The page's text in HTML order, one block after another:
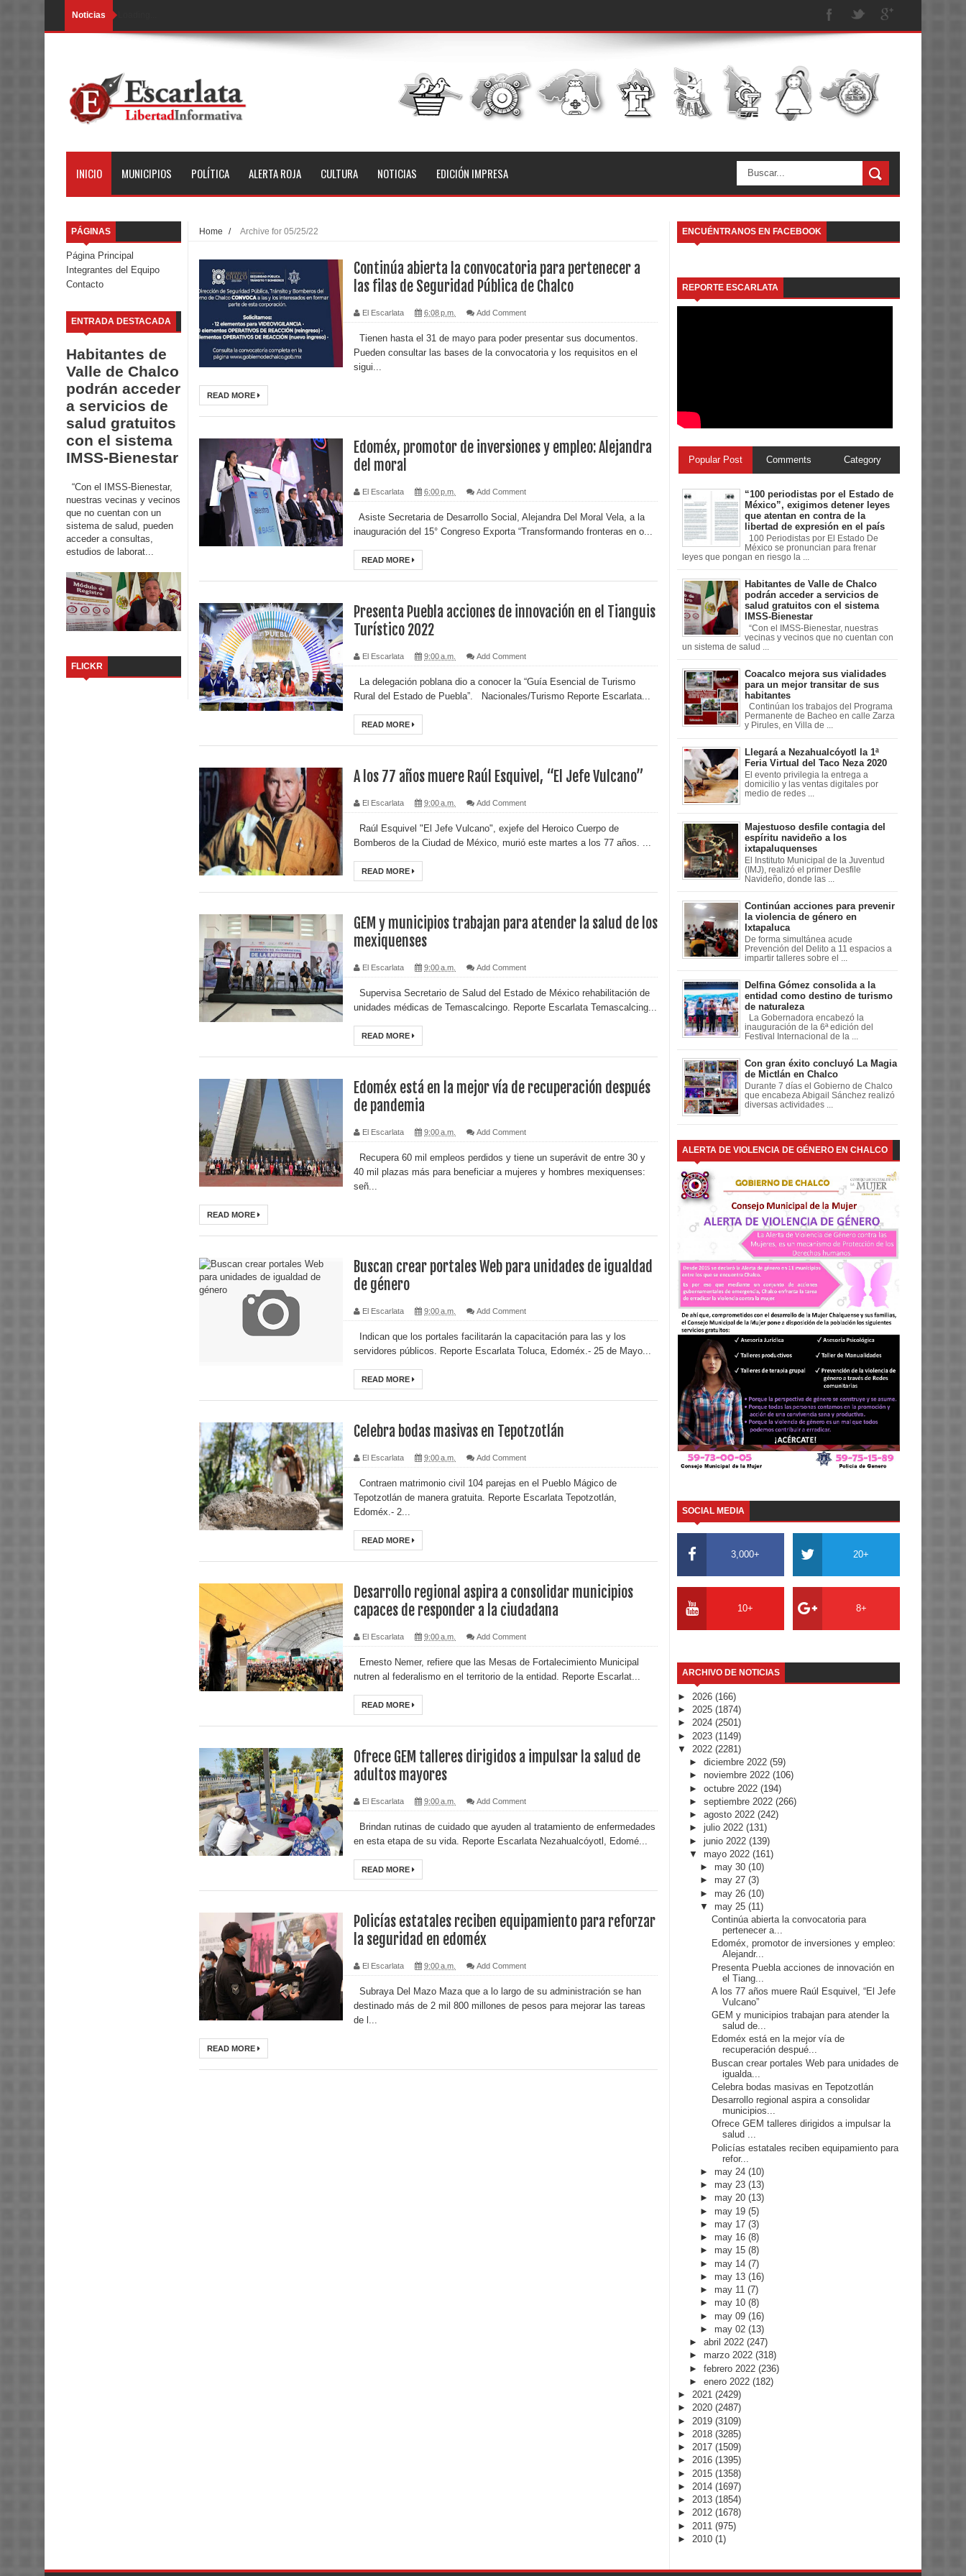
Noticias
INICIO MUNICIPIOS POLÍTICA ALERTA ROJA CULTURA NOTICIAS EDICIÓN IMPRESA
PÁGINAS
Página Principal
Integrantes del Equipo
Contacto
ENTRADA DESTACADA
Habitantes de
Valle de Chalco
podrán acceder
a servicios de
salud gratuitos
con el sistema
IMSS-Bienestar
“Con el IMSS-Bienestar,
nuestras vecinas y vecinos
que no cuentan con un
sistema de salud, pueden
acceder a consultas,
estudios de laborat...
FLICKR
Home / Archive for 05/25/22
Continúa abierta la convocatoria para pertenecer a
las filas de Seguridad Pública de Chalco
El Escarlata 6:08 p.m. Add Comment
Tienen hasta el 31 de mayo para poder presentar sus documentos.
Pueden consultar las bases de la convocatoria y los requisitos en el
sigui...
READ MORE
Edoméx, promotor de inversiones y empleo: Alejandra
del moral
El Escarlata 6:00 p.m. Add Comment
Asiste Secretaria de Desarrollo Social, Alejandra Del Moral Vela, a la
inauguración del 15° Congreso Exporta “Transformando fronteras en o...
READ MORE
Presenta Puebla acciones de innovación en el Tianguis
Turístico 2022
El Escarlata 9:00 a.m. Add Comment
La delegación poblana dio a conocer la “Guía Esencial de Turismo
Rural del Estado de Puebla”. Nacionales/Turismo Reporte Escarlata...
READ MORE
A los 77 años muere Raúl Esquivel, “El Jefe Vulcano”
El Escarlata 9:00 a.m. Add Comment
Raúl Esquivel "El Jefe Vulcano", exjefe del Heroico Cuerpo de
Bomberos de la Ciudad de México, murió este martes a los 77 años. ...
READ MORE
GEM y municipios trabajan para atender la salud de los
mexiquenses
El Escarlata 9:00 a.m. Add Comment
Supervisa Secretario de Salud del Estado de México rehabilitación de
unidades médicas de Temascalcingo. Reporte Escarlata Temascalcing...
READ MORE
Edoméx está en la mejor vía de recuperación después
de pandemia
El Escarlata 9:00 a.m. Add Comment
Recupera 60 mil empleos perdidos y tiene un superávit de entre 30 y
40 mil plazas más para beneficiar a mujeres y hombres mexiquenses:
señ...
READ MORE
Buscan crear portales Web para unidades de igualdad
de género
El Escarlata 9:00 a.m. Add Comment
Indican que los portales facilitarán la capacitación para las y los
servidores públicos. Reporte Escarlata Toluca, Edoméx.- 25 de Mayo...
READ MORE
Celebra bodas masivas en Tepotzotlán
El Escarlata 9:00 a.m. Add Comment
Contraen matrimonio civil 104 parejas en el Pueblo Mágico de
Tepotzotlán de manera gratuita. Reporte Escarlata Tepotzotlán,
Edoméx.- 2...
READ MORE
Desarrollo regional aspira a consolidar municipios
capaces de responder a la ciudadana
El Escarlata 9:00 a.m. Add Comment
Ernesto Nemer, refiere que las Mesas de Fortalecimiento Municipal
nutren al federalismo en el territorio de la entidad. Reporte Escarlat...
READ MORE
Ofrece GEM talleres dirigidos a impulsar la salud de
adultos mayores
El Escarlata 9:00 a.m. Add Comment
Brindan rutinas de cuidado que ayuden al tratamiento de enfermedades
en esta etapa de su vida. Reporte Escarlata Nezahualcóyotl, Edomé...
READ MORE
Policías estatales reciben equipamiento para reforzar
la seguridad en edoméx
El Escarlata 9:00 a.m. Add Comment
Subraya Del Mazo Maza que a lo largo de su administración se han
destinado más de 2 mil 800 millones de pesos para mejorar las tareas
de l...
READ MORE
ENCUÉNTRANOS EN FACEBOOK
REPORTE ESCARLATA
Popular Post Comments Category
“100 periodistas por el Estado de
México”, exigimos detener leyes
que atentan en contra de la
libertad de expresión en el país
100 Periodistas por El Estado De
México se pronuncian para frenar
leyes que pongan en riesgo la ...
Habitantes de Valle de Chalco
podrán acceder a servicios de
salud gratuitos con el sistema
IMSS-Bienestar
“Con el IMSS-Bienestar, nuestras
vecinas y vecinos que no cuentan con
un sistema de salud ...
Coacalco mejora sus vialidades
para un mejor transitar de sus
habitantes
Continúan los trabajos del Programa
Permanente de Bacheo en calle Zarza
y Pirules, en Villa de ...
Llegará a Nezahualcóyotl la 1ª
Feria Virtual del Taco Neza 2020
El evento privilegia la entrega a
domicilio y las ventas digitales por
medio de redes ...
Majestuoso desfile contagia del
espíritu navideño a los
ixtapaluquenses
El Instituto Municipal de la Juventud
(IMJ), realizó el primer Desfile
Navideño, donde las ...
Continúan acciones para prevenir
la violencia de género en
Ixtapaluca
De forma simultánea acude
Prevención del Delito a 11 espacios a
impartir talleres sobre el ...
Delfina Gómez consolida a la
entidad como destino de turismo
de naturaleza
La Gobernadora encabezó la
inauguración de la 6ª edición del
Festival Internacional de la ...
Con gran éxito concluyó La Magia
de Mictlán en Chalco
Durante 7 días el Gobierno de Chalco
que encabeza Abigail Sánchez realizó
diversas actividades ...
ALERTA DE VIOLENCIA DE GÉNERO EN CHALCO
SOCIAL MEDIA
3,000+ 20+
10+ 8+
ARCHIVO DE NOTICIAS
► 2026 (166)
► 2025 (1874)
► 2024 (2501)
► 2023 (1149)
▼ 2022 (2281)
► diciembre 2022 (59)
► noviembre 2022 (106)
► octubre 2022 (194)
► septiembre 2022 (266)
► agosto 2022 (242)
► julio 2022 (131)
► junio 2022 (139)
▼ mayo 2022 (161)
► may 30(10)
► may 27(3)
► may 26(10)
▼ may 25(11)
Continúa abierta la convocatoria para
pertenecer a...
Edoméx, promotor de inversiones y empleo:
Alejandr...
Presenta Puebla acciones de innovación en
el Tiang...
A los 77 años muere Raúl Esquivel, “El Jefe
Vulcano”
GEM y municipios trabajan para atender la
salud de...
Edoméx está en la mejor vía de
recuperación despué...
Buscan crear portales Web para unidades de
igualda...
Celebra bodas masivas en Tepotzotlán
Desarrollo regional aspira a consolidar
municipios...
Ofrece GEM talleres dirigidos a impulsar la
salud ...
Policías estatales reciben equipamiento para
refor...
► may 24(10)
► may 23(13)
► may 20(13)
► may 19(5)
► may 17(3)
► may 16(8)
► may 15(8)
► may 14(7)
► may 13(16)
► may 11(7)
► may 10(8)
► may 09(16)
► may 02(13)
► abril 2022 (247)
► marzo 2022 (318)
► febrero 2022 (236)
► enero 2022 (182)
► 2021 (2429)
► 2020 (2487)
► 2019 (3109)
► 2018 (3285)
► 2017 (1509)
► 2016 (1395)
► 2015 (1358)
► 2014 (1697)
► 2013 (1854)
► 2012 (1678)
► 2011 (975)
► 2010 (1)